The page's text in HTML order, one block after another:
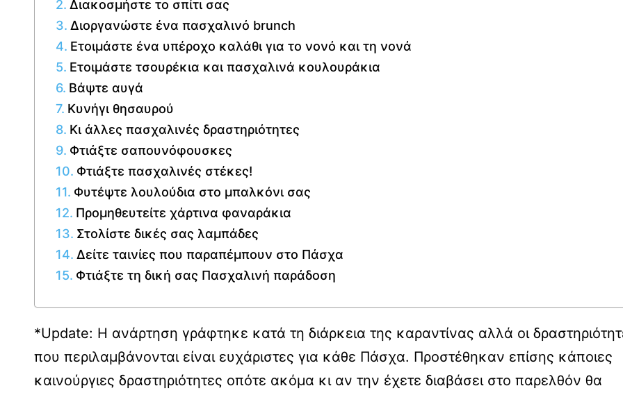
Διακοσμήστε το σπίτι σας
Διοργανώστε ένα πασχαλινό brunch
Ετοιμάστε ένα υπέροχο καλάθι για το νονό και τη νονά
Ετοιμάστε τσουρέκια και πασχαλινά κουλουράκια
Βάψτε αυγά
Κυνήγι θησαυρού
Κι άλλες πασχαλινές δραστηριότητες
Φτιάξτε σαπουνόφουσκες
Φτιάξτε πασχαλινές στέκες!
Φυτέψτε λουλούδια στο μπαλκόνι σας
Προμηθευτείτε χάρτινα φαναράκια
Στολίστε δικές σας λαμπάδες
Δείτε ταινίες που παραπέμπουν στο Πάσχα
Φτιάξτε τη δική σας Πασχαλινή παράδοση
*Update: H ανάρτηση γράφτηκε κατά τη διάρκεια της καραντίνας αλλά οι
που περιλαμβάνονται είναι ευχάριστες για κάθε Πάσχα. Προστέθηκαν επίσης κάποιες
καινούργιες δραστηριότητες οπότε ακόμα κι αν την έχετε διαβάσει στο παρελθόν θα